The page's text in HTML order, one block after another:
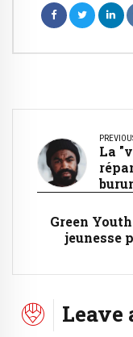
La
Green
jeunesse
Leave